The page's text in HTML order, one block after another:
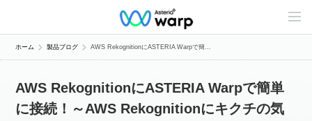
C
n
e
ホーム 製品ブログ AWS RekognitionにASTERIA Warpで簡...
AWS RekognitionにASTERIA Warpで簡単
に接続！～AWS Rekognitionにキクチの気